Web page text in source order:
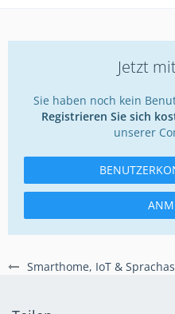
Smarthome, IoT &
Jetzt
Sie haben noch kein
Registrieren Sie sich
unserer